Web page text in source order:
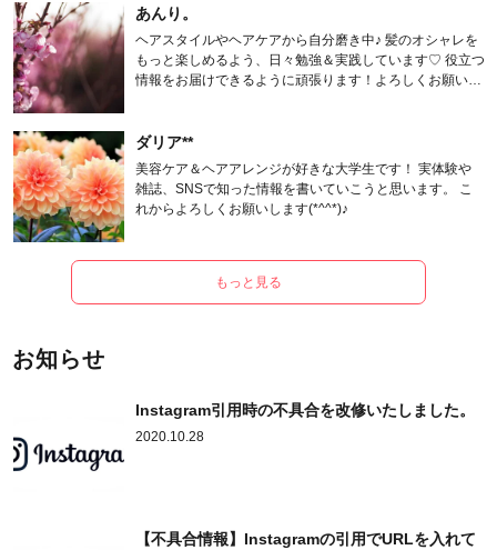
あんり。
ヘアスタイルやヘアケアから自分磨き中♪ 髪のオシャレを
もっと楽しめるよう、日々勉強＆実践しています♡ 役立つ
情報をお届けできるように頑張ります！よろしくお願いし
ダリア**
美容ケア＆ヘアアレンジが好きな大学生です！ 実体験や
雑誌、SNSで知った情報を書いていこうと思います。 こ
れからよろしくお願いします(*^^*)♪
もっと見る
お知らせ
Instagram引用時の不具合を改修いたしました。
2020.10.28
【不具合情報】Instagramの引用でURLを入れて